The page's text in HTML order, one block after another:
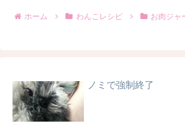
ホーム わんこレシピ お肉ジャ
ノミで強制終了